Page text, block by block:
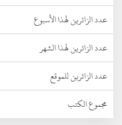
عدد الزائرين لهذا الأسبوع
عدد الزائرين لهذا الشهر
عدد الزائرين للموقع
مجموع الكتب